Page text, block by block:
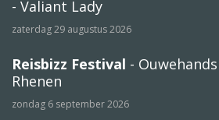
- Valiant Lady
zaterdag 29 augustus 2026
Reisbizz Festival -
Rhenen
zondag 6 september 2026